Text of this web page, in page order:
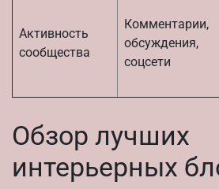
Активность
сообщества
Комментарии,
обсуждения,
соцсети
Обзор лучших
интерьерных